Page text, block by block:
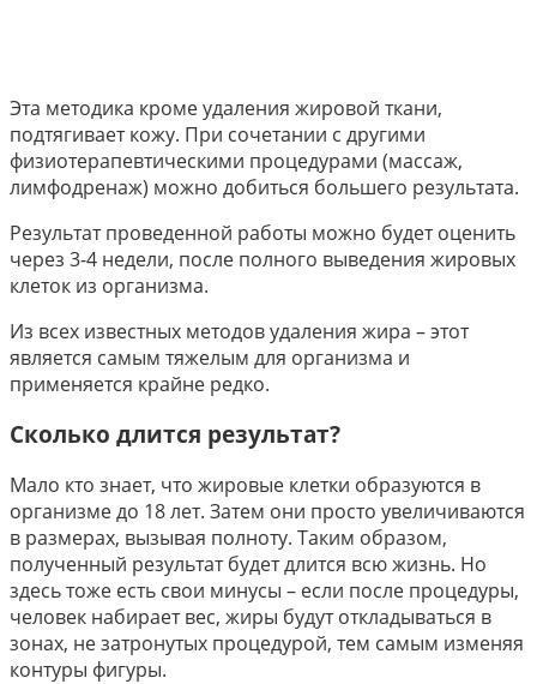
Эта методика кроме удаления жировой ткани,
подтягивает кожу. При сочетании с другими
физиотерапевтическими процедурами (массаж,
лимфодренаж) можно добиться большего результата.
Результат проведенной работы можно будет оценить
через 3-4 недели, после полного выведения жировых
клеток из организма.
Из всех известных методов удаления жира – этот
является самым тяжелым для организма и
применяется крайне редко.
Сколько длится результат?
Мало кто знает, что жировые клетки образуются в
организме до 18 лет. Затем они просто увеличиваются
в размерах, вызывая полноту. Таким образом,
полученный результат будет длится всю жизнь. Но
здесь тоже есть свои минусы – если после процедуры,
человек набирает вес, жиры будут откладываться в
зонах, не затронутых процедурой, тем самым изменяя
контуры фигуры.